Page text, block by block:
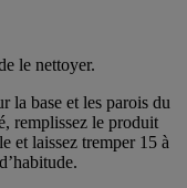
le nettoyer.
la base et les parois du
remplissez le produit
et laissez tremper 15 à